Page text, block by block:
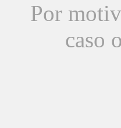
Por
caso